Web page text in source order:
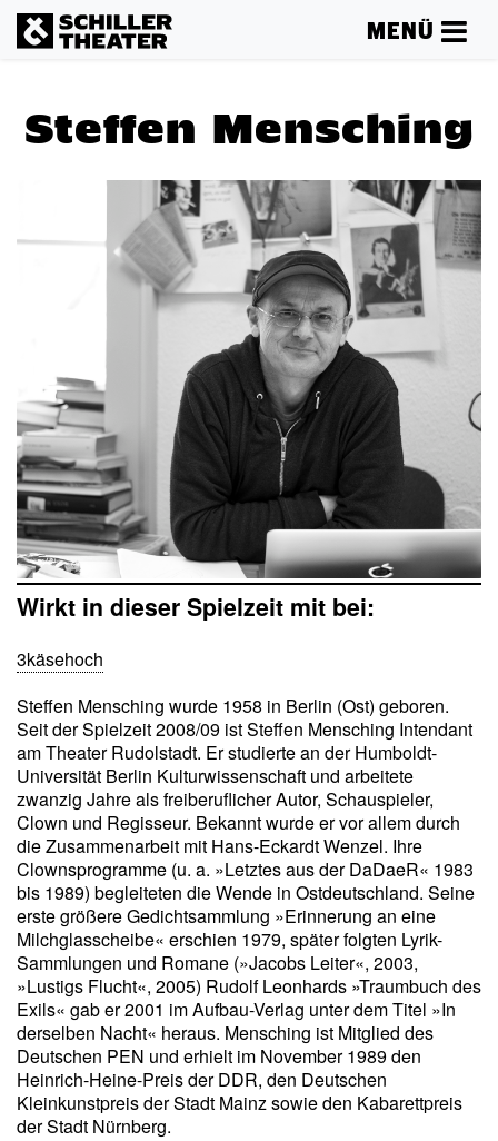
MENÜ
Steffen Mensching
Wirkt in dieser Spielzeit mit bei:
3käsehoch
Steffen Mensching wurde 1958 in Berlin (Ost) geboren.
Seit der Spielzeit 2008/09 ist Steffen Mensching Intendant
am Theater Rudolstadt. Er studierte an der Humboldt-
Universität Berlin Kulturwissenschaft und arbeitete
zwanzig Jahre als freiberuflicher Autor, Schauspieler,
Clown und Regisseur. Bekannt wurde er vor allem durch
die Zusammenarbeit mit Hans-Eckardt Wenzel. Ihre
Clownsprogramme (u. a. »Letztes aus der DaDaeR« 1983
bis 1989) begleiteten die Wende in Ostdeutschland. Seine
erste größere Gedichtsammlung »Erinnerung an eine
Milchglasscheibe« erschien 1979, später folgten Lyrik-
Sammlungen und Romane (»Jacobs Leiter«, 2003,
»Lustigs Flucht«, 2005) Rudolf Leonhards »Traumbuch des
Exils« gab er 2001 im Aufbau-Verlag unter dem Titel »In
derselben Nacht« heraus. Mensching ist Mitglied des
Deutschen PEN und erhielt im November 1989 den
Heinrich-Heine-Preis der DDR, den Deutschen
Kleinkunstpreis der Stadt Mainz sowie den Kabarettpreis
der Stadt Nürnberg.